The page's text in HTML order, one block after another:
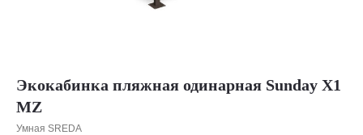
Экокабинка пляжная одинарная Sunday X1
MZ
Умная SREDA